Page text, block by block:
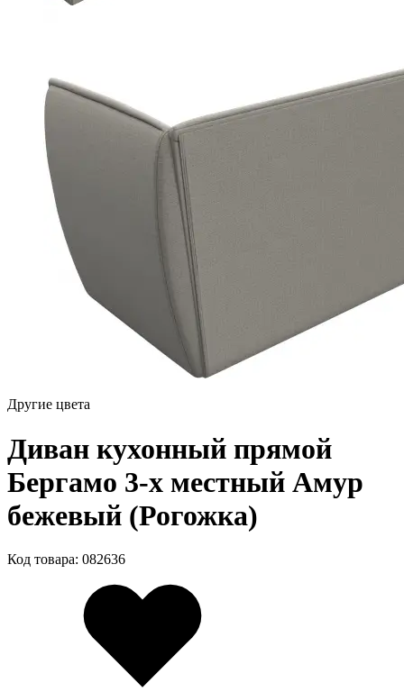
Другие цвета
Диван кухонный прямой
Бергамо 3-х местный Амур
бежевый (Рогожка)
Код товара: 082636